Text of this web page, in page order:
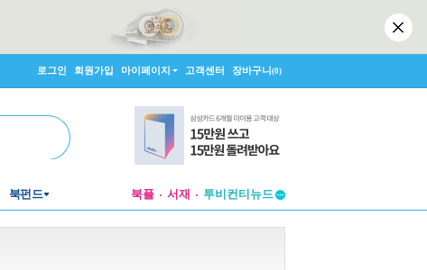
로그인 회원가입 마이페이지 고객센터 장바구니(0)
북펀드 북플 서재
투비컨티뉴드